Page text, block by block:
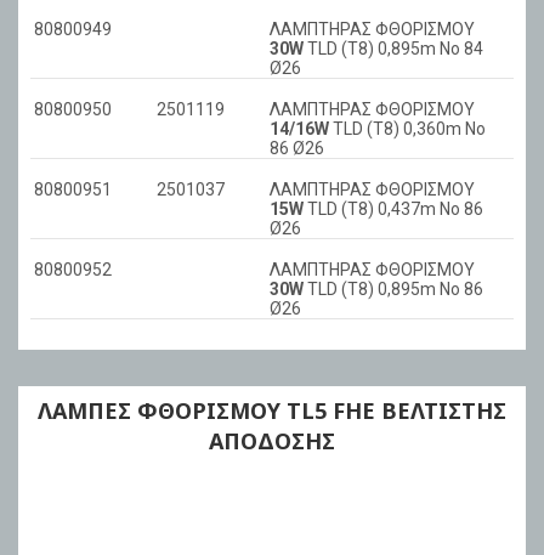
80800949
ΛΑΜΠΤΗΡΑΣ ΦΘΟΡΙΣΜΟΥ
30WTLD (T8) 0,895m No 84
Ø26
80800950 2501119
ΛΑΜΠΤΗΡΑΣ ΦΘΟΡΙΣΜΟΥ
14/16WTLD (T8) 0,360m No
86 Ø26
80800951 2501037
ΛΑΜΠΤΗΡΑΣ ΦΘΟΡΙΣΜΟΥ
15WTLD (T8) 0,437m No 86
Ø26
80800952
ΛΑΜΠΤΗΡΑΣ ΦΘΟΡΙΣΜΟΥ
30WTLD (T8) 0,895m No 86
Ø26
ΛΑΜΠΕΣ ΦΘΟΡΙΣΜΟΥ ΤL5 FHΕ ΒΕΛΤΙΣΤΗΣ
ΑΠΟΔΟΣΗΣ